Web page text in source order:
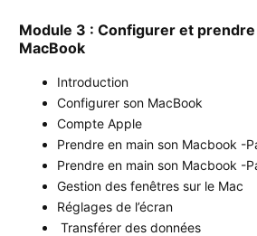
Module 3 : Configurer et prendre
MacBook
Introduction
Configurer son MacBook
Compte Apple
Prendre en main son Macbook -
Prendre en main son Macbook -
Gestion des fenêtres sur le Mac
Réglages de l’écran
Transférer des données